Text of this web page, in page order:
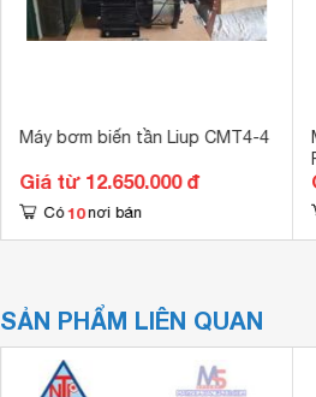
Máy bơm biến tần Liup CMT4-4
Giá từ 12.650.000 đ
Có 10 nơi bán
SẢN PHẨM LIÊN QUAN